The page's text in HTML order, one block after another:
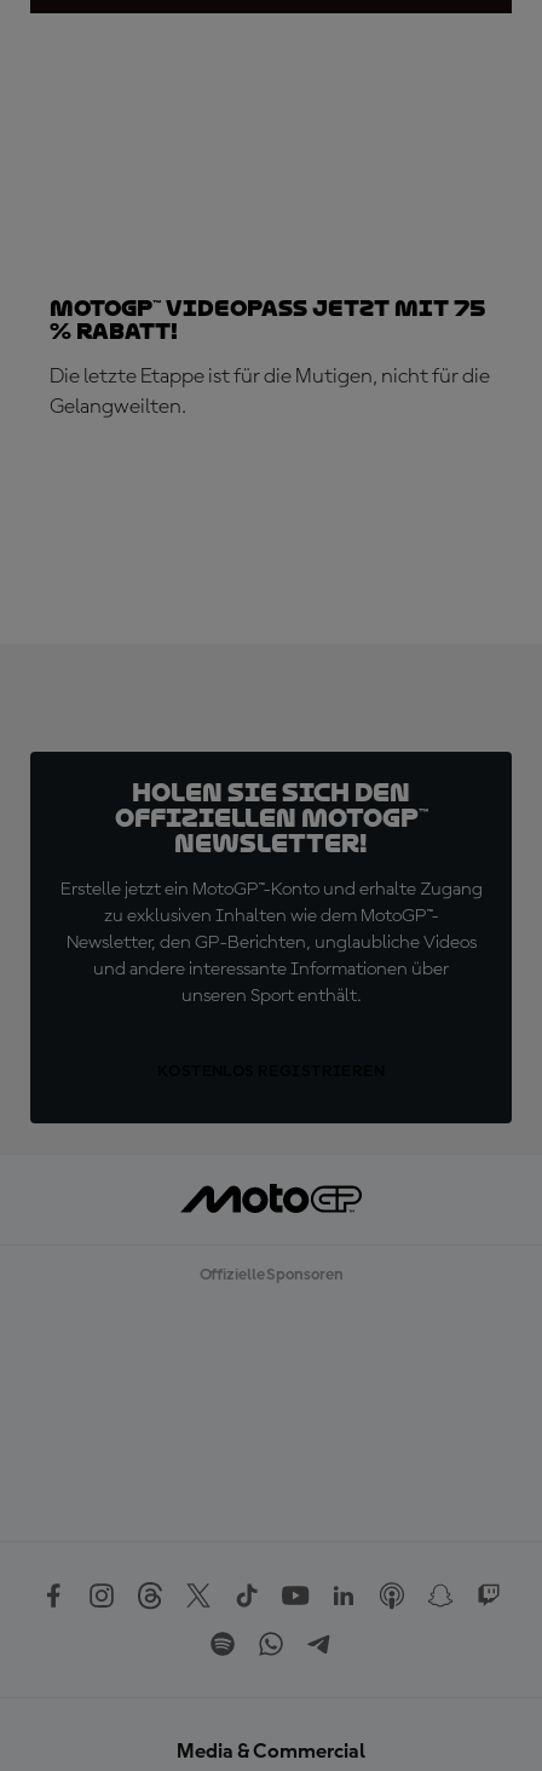
MotoGP™ VideoPass jetzt mit 75
% Rabatt!
Die letzte Etappe ist für die Mutigen, nicht für die
Gelangweilten.
Holen Sie sich den
offiziellen MotoGP™
Newsletter!
Erstelle jetzt ein MotoGP™-Konto und erhalte Zugang
zu exklusiven Inhalten wie dem MotoGP™-
Newsletter, den GP-Berichten, unglaubliche Videos
und andere interessante Informationen über
unseren Sport enthält.
Offizielle Sponsoren
Media & Commercial